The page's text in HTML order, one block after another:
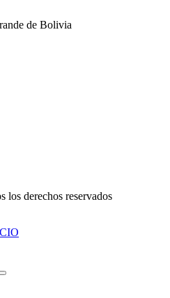
de Bolivia
derechos reservados